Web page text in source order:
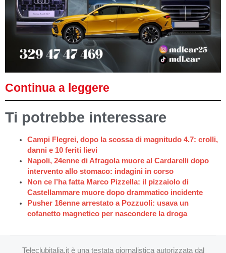
Continua a leggere
Ti potrebbe interessare
Campi Flegrei, dopo la scossa di magnitudo 4.7: crolli,
danni e 10 feriti lievi
Napoli, 24enne di Afragola muore al Cardarelli dopo
intervento allo stomaco: indagini in corso
Non ce l’ha fatta Marco Pizzella: il pizzaiolo di
Castellammare muore dopo drammatico incidente
Pusher 16enne arrestato a Pozzuoli: usava un
cofanetto magnetico per nascondere la droga
Teleclubitalia.it è una testata giornalistica autorizzata dal